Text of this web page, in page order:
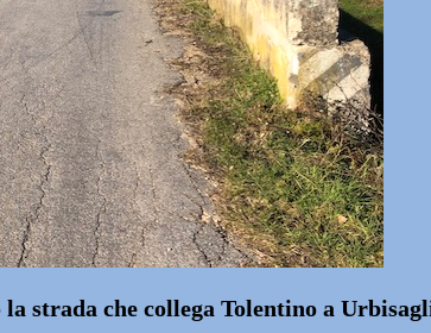
strada che collega Tolentino a